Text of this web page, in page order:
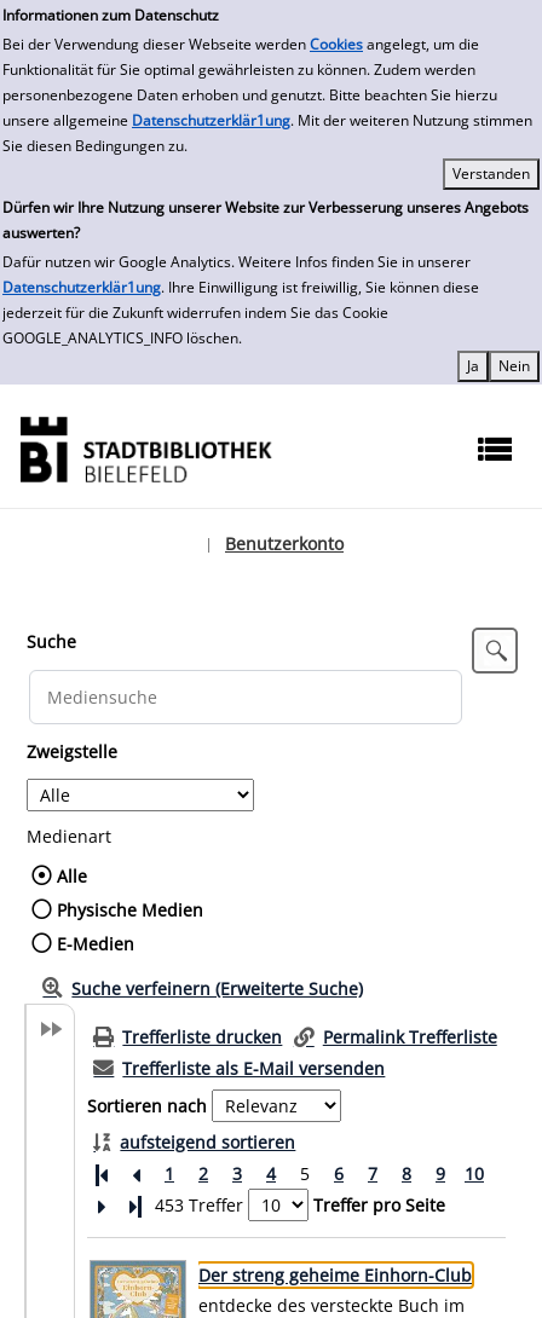
Informationen zum Datenschutz
Bei der Verwendung dieser Webseite werden Cookies angelegt, um die
Funktionalität für Sie optimal gewährleisten zu können. Zudem werden
personenbezogene Daten erhoben und genutzt. Bitte beachten Sie hierzu
unsere allgemeine Datenschutzerklär1ung. Mit der weiteren Nutzung stimmen
Sie diesen Bedingungen zu.
Dürfen wir Ihre Nutzung unserer Website zur Verbesserung unseres Angebots
auswerten?
Dafür nutzen wir Google Analytics. Weitere Infos finden Sie in unserer
Datenschutzerklär1ung. Ihre Einwilligung ist freiwillig, Sie können diese
jederzeit für die Zukunft widerrufen indem Sie das Cookie
GOOGLE_ANALYTICS_INFO löschen.
zur Navigation springen
zum Inhalt springen
Zu den Suchfiltern springen
Zur Trefferliste springen
Benutzerkonto
Suche
Zweigstelle
Medienart
Wählen Sie die Medienart nach der Sie
Alle
Physische Medien
E-Medien
Suche verfeinern (Erweiterte Suche)
Trefferliste drucken
Permalink Trefferliste
Trefferliste als E-Mail versenden
Sortieren nach
aufsteigend sortieren
1
2 3 4 5 6 7 8 9
10
Letzte Seite
453 Treffer Treffer pro Seite
Suchergebnis
Zu den Suchfiltern springen
Der streng geheime Einhorn-Club
entdecke des versteckte Buch im